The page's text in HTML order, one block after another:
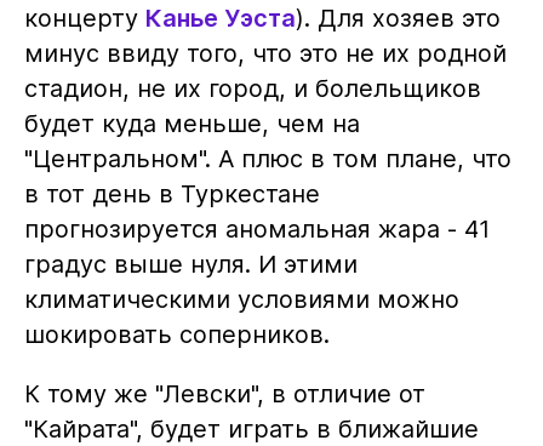
концерту Канье Уэста). Для хозяев это
минус ввиду того, что это не их родной
стадион, не их город, и болельщиков
будет куда меньше, чем на
"Центральном". А плюс в том плане, что
в тот день в Туркестане
прогнозируется аномальная жара - 41
градус выше нуля. И этими
климатическими условиями можно
шокировать соперников.
К тому же "Левски", в отличие от
"Кайрата", будет играть в ближайшие